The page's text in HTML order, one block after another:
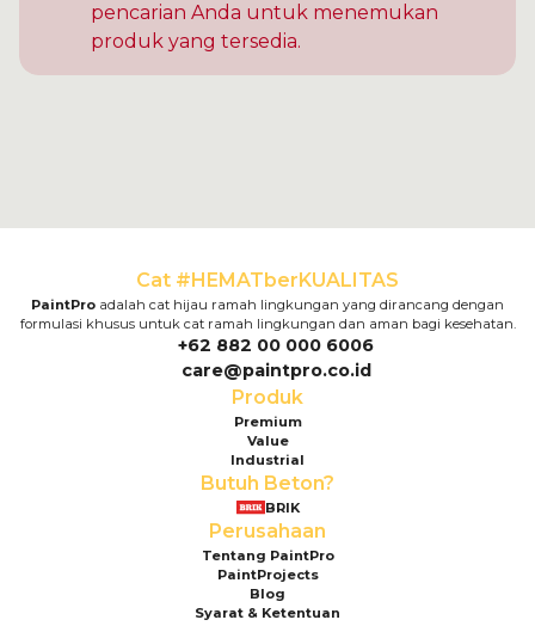
pencarian Anda untuk menemukan
produk yang tersedia.
Cat #HEMATberKUALITAS
PaintPro adalah cat hijau ramah lingkungan yang dirancang dengan
formulasi khusus untuk cat ramah lingkungan dan aman bagi kesehatan.
+62 882 00 000 6006
care@paintpro.co.id
Produk
Premium
Value
Industrial
Butuh Beton?
BRIK
Perusahaan
Tentang PaintPro
PaintProjects
Blog
Syarat & Ketentuan